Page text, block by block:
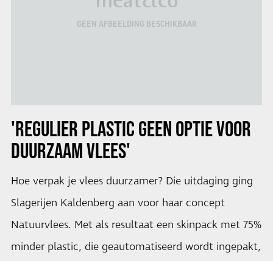
GEEN AFBEELDING BESCHIKBAAR
'REGULIER PLASTIC GEEN OPTIE VOOR
DUURZAAM VLEES'
Hoe verpak je vlees duurzamer? Die uitdaging ging
Slagerijen Kaldenberg aan voor haar concept
Natuurvlees. Met als resultaat een skinpack met 75%
minder plastic, die geautomatiseerd wordt ingepakt,